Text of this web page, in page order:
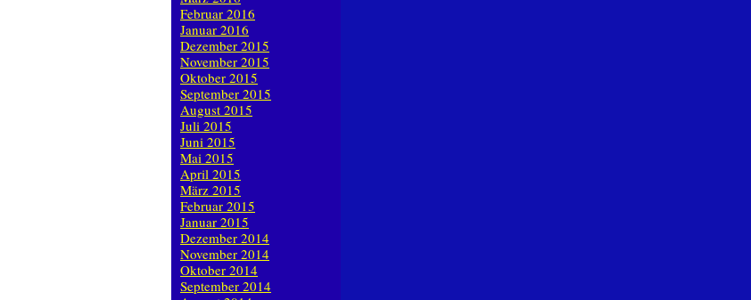
Februar 2016
Januar 2016
Dezember 2015
November 2015
Oktober 2015
September 2015
August 2015
Juli 2015
Juni 2015
Mai 2015
April 2015
März 2015
Februar 2015
Januar 2015
Dezember 2014
November 2014
Oktober 2014
September 2014